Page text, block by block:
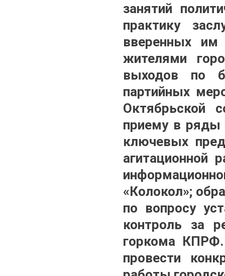
занятий
практику
вверенных им
жителями
выходов по
партийных
Октябрьской
приему в ряды
ключевых
агитационной
«Колокол»;
по вопросу
контроль за
горкома
провести